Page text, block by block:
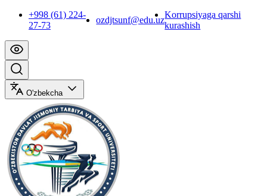
+998 (61) 224-
27-73
ozdjtsunf@edu.uz
Korrupsiyaga qarshi
kurashish
O'zbekcha